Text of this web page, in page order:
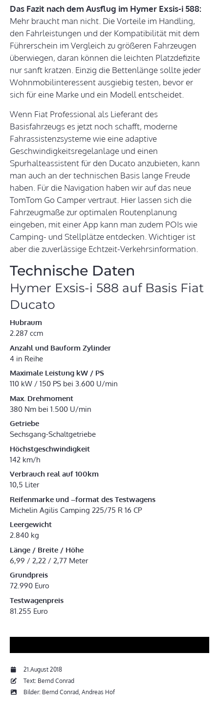
Das Fazit nach dem Ausflug im Hymer Exsis-i 588:
Mehr braucht man nicht. Die Vorteile im Handling,
den Fahrleistungen und der Kompatibilität mit dem
Führerschein im Vergleich zu größeren Fahrzeugen
überwiegen, daran können die leichten Platzdefizite
nur sanft kratzen. Einzig die Bettenlänge sollte jeder
Wohnmobilinteressent ausgiebig testen, bevor er
sich für eine Marke und ein Modell entscheidet.
Wenn Fiat Professional als Lieferant des
Basisfahrzeugs es jetzt noch schafft, moderne
Fahrassistenzsysteme wie eine adaptive
Geschwindigkeitsregelanlage und einen
Spurhalteassistent für den Ducato anzubieten, kann
man auch an der technischen Basis lange Freude
haben. Für die Navigation haben wir auf das neue
TomTom Go Camper vertraut. Hier lassen sich die
Fahrzeugmaße zur optimalen Routenplanung
eingeben, mit einer App kann man zudem POIs wie
Camping- und Stellplätze entdecken. Wichtiger ist
aber die zuverlässige Echtzeit-Verkehrsinformation.
Technische Daten
Hymer Exsis-i 588 auf Basis Fiat
Ducato
Hubraum
2.287 ccm
Anzahl und Bauform Zylinder
4 in Reihe
Maximale Leistung kW / PS
110 kW / 150 PS bei 3.600 U/min
Max. Drehmoment
380 Nm bei 1.500 U/min
Getriebe
Sechsgang-Schaltgetriebe
Höchstgeschwindigkeit
142 km/h
Verbrauch real auf 100km
10,5 Liter
Reifenmarke und –format des Testwagens
Michelin Agilis Camping 225/75 R 16 CP
Leergewicht
2.840 kg
Länge / Breite / Höhe
6,99 / 2,22 / 2,77 Meter
Grundpreis
72.990 Euro
Testwagenpreis
81.255 Euro
21.August 2018
Text: Bernd Conrad
Bilder: Bernd Conrad, Andreas Hof